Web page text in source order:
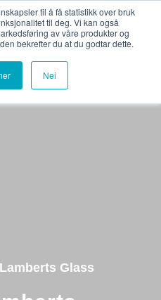
til å få statistikk over bruk
til deg. Vi kan også
av våre produkter og
bekrefter du at du godtar dette.
Nei
Bli medlemsbedrift Logg inn
Glass